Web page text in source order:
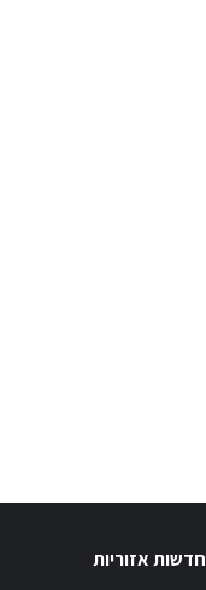
חדשות אזוריות